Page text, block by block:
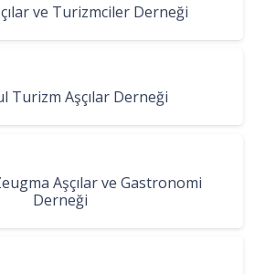
ve Turizmciler Derneği
Turizm Aşçılar Derneği
Aşçılar ve Gastronomi
Derneği